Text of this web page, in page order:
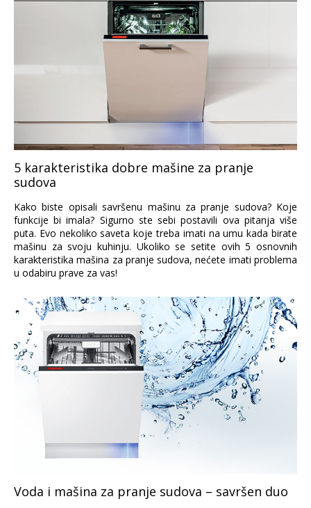
5 karakteristika dobre mašine za pranje
sudova
Kako biste opisali savršenu mašinu za pranje sudova? Koje
funkcije bi imala? Sigurno ste sebi postavili ova pitanja više
puta. Evo nekoliko saveta koje treba imati na umu kada birate
mašinu za svoju kuhinju. Ukoliko se setite ovih 5 osnovnih
karakteristika mašina za pranje sudova, nećete imati problema
u odabiru prave za vas!
Voda i mašina za pranje sudova – savršen duo